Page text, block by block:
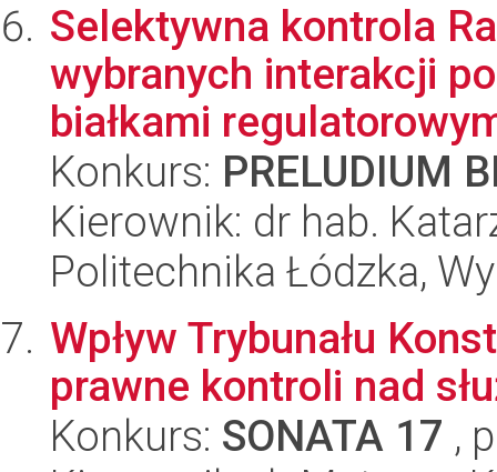
Selektywna kontrola
wybranych interakcji
białkami
Konkurs: PRELUDIUM
Kierownik: dr hab.
Politechnika Łódzka,
Wpływ Trybunału
prawne kontroli nad
Konkurs: SONATA 17 ,